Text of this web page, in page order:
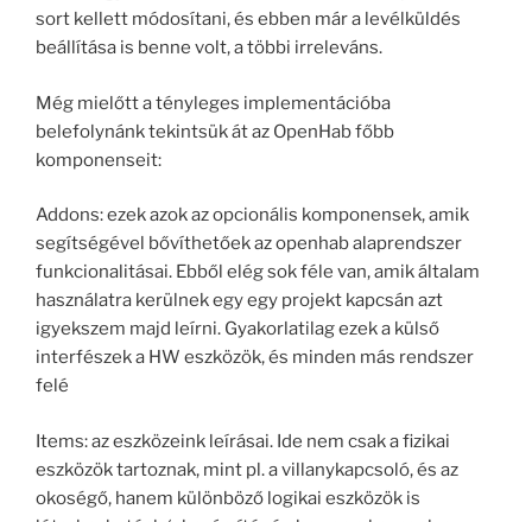
sort kellett módosítani, és ebben már a levélküldés
beállítása is benne volt, a többi irreleváns.
Még mielőtt a tényleges implementációba
belefolynánk tekintsük át az OpenHab főbb
komponenseit:
Addons: ezek azok az opcionális komponensek, amik
segítségével bővíthetőek az openhab alaprendszer
funkcionalitásai. Ebből elég sok féle van, amik általam
használatra kerülnek egy egy projekt kapcsán azt
igyekszem majd leírni. Gyakorlatilag ezek a külső
interfészek a HW eszközök, és minden más rendszer
felé
Items: az eszközeink leírásai. Ide nem csak a fizikai
eszközök tartoznak, mint pl. a villanykapcsoló, és az
okoségő, hanem különböző logikai eszközök is